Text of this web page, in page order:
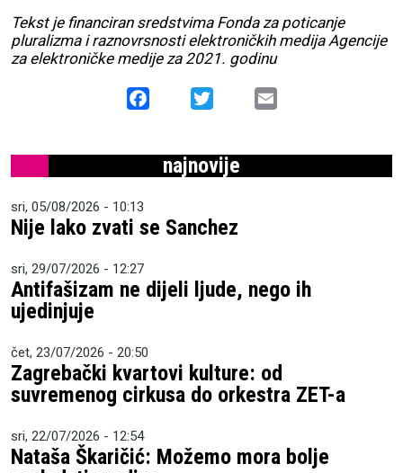
Tekst je financiran sredstvima Fonda za poticanje
pluralizma i raznovrsnosti elektroničkih medija Agencije
za elektroničke medije za 2021. godinu
Facebook
najnovije
sri, 05/08/2026 - 10:13
Nije lako zvati se Sanchez
sri, 29/07/2026 - 12:27
Antifašizam ne dijeli ljude, nego ih
ujedinjuje
čet, 23/07/2026 - 20:50
Zagrebački kvartovi kulture: od
suvremenog cirkusa do orkestra ZET-a
sri, 22/07/2026 - 12:54
Nataša Škaričić: Možemo mora bolje